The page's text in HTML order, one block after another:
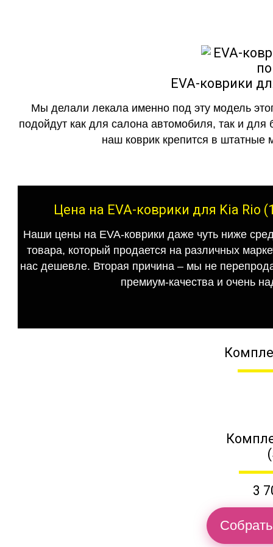
EVA-коврики
Мы делали лекала именно под эту модель
подойдут как для салона автомобиля, так и для
наш коврик крепится в штатные
Цена на EVA-коврики для Kia Rio
Наши цены на EVA-коврики даже чуть ниже
товара, который продается на различных
нас дешевле. Вторая причина – мы не
премиум-качества и очень
3